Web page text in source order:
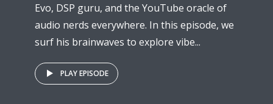
Evo, DSP guru, and the YouTube oracle of
audio nerds everywhere. In this episode, we
surf his brainwaves to explore vibe...
PLAY EPISODE